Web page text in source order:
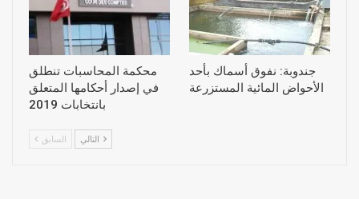
محكمة المحاسبات تنطلق
في إصدار أحكامها المتعلق
بانتخابات 2019
جندوبة: نفوق أسماك بأحد
الأحواض المائية المستزرعة
السابق